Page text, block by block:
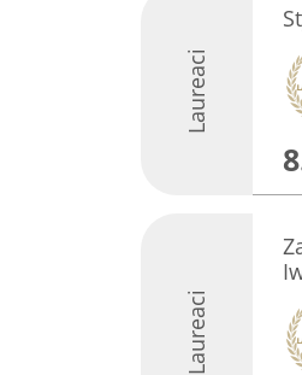
Laureaci
Laureaci